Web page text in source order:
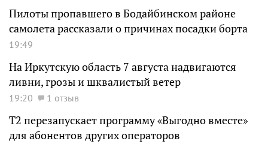
Пилоты пропавшего в Бодайбинском районе
самолета рассказали о причинах посадки борта
19:49
На Иркутскую область 7 августа надвигаются
ливни, грозы и шквалистый ветер
19:20 1 отзыв
Т2 перезапускает программу «Выгодно вместе»
для абонентов других операторов